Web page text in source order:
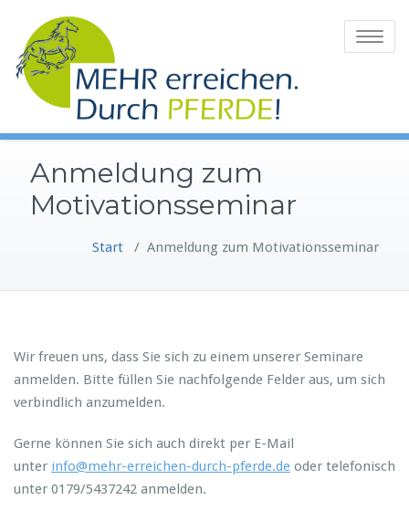
springen
Toggle
Anmeldung zum
Motivationsseminar
Start / Anmeldung zum Motivationsseminar
Wir freuen uns, dass Sie sich zu einem unserer Seminare
anmelden. Bitte füllen Sie nachfolgende Felder aus, um sich
verbindlich anzumelden.
Gerne können Sie sich auch direkt per E-Mail
unter info@mehr-erreichen-durch-pferde.de oder telefonisch
unter 0179/5437242 anmelden.